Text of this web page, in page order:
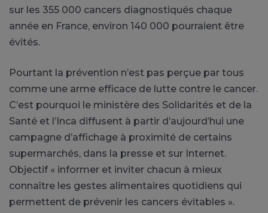
sur les 355 000 cancers diagnostiqués chaque
année en France, environ 140 000 pourraient être
évités.
Pourtant la prévention n’est pas perçue par tous
comme une arme efficace de lutte contre le cancer.
C’est pourquoi le ministère des Solidarités et de la
Santé et l’Inca diffusent à partir d’aujourd’hui une
campagne d’affichage à proximité de certains
supermarchés, dans la presse et sur Internet.
Objectif « informer et inviter chacun à mieux
connaître les gestes alimentaires quotidiens qui
permettent de prévenir les cancers évitables ».